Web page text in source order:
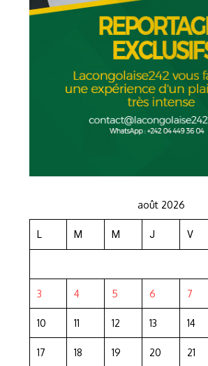
août 2026
L M M J V
3 4 5 6 7
10 11 12 13 14
17 18 19 20 21